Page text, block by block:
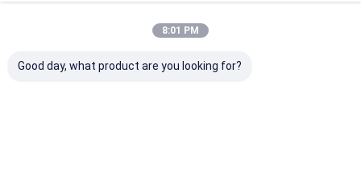
8:01 PM
Good day, what product are you looking for?